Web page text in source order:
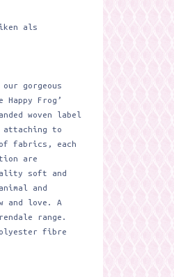
als
gorgeous
Frog’
woven label
to
fabrics, each
are
soft and
and
and love. A
range.
fibre